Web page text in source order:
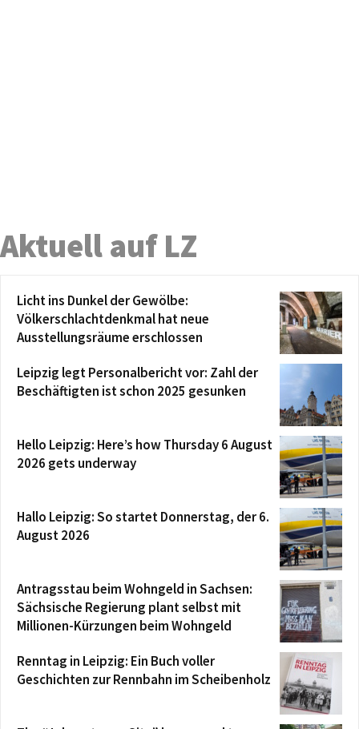
Aktuell auf LZ
Licht ins Dunkel der Gewölbe:
Völkerschlachtdenkmal hat neue
Ausstellungsräume erschlossen
Leipzig legt Personalbericht vor: Zahl der
Beschäftigten ist schon 2025 gesunken
Hello Leipzig: Here’s how Thursday 6 August
2026 gets underway
Hallo Leipzig: So startet Donnerstag, der 6.
August 2026
Antragsstau beim Wohngeld in Sachsen:
Sächsische Regierung plant selbst mit
Millionen-Kürzungen beim Wohngeld
Renntag in Leipzig: Ein Buch voller
Geschichten zur Rennbahn im Scheibenholz